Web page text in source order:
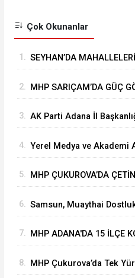
Çok Okunanlar
1. SEYHAN’DA
2. MHP SARIÇAM’DA GÜÇ
3. AK Parti Adana İl
4. Yerel Medya ve Akademi
5. MHP ÇUKUROVA’DA
6. Samsun, Muaythai
7. MHP ADANA'DA 15 İLÇE
8. MHP Çukurova’da Tek